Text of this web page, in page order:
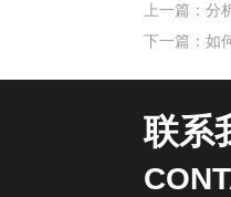
上一篇： 分
下一篇： 如
联系